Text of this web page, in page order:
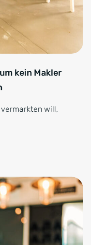
kein Makler
will,